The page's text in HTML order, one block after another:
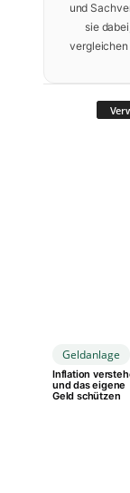
und
sie
Geldanlage
Inflation
und das eigene
Geld schützen